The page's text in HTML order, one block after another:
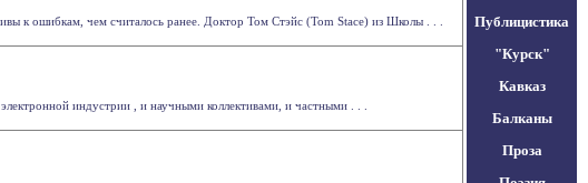
к ошибкам, чем считалось ранее. Доктор Том Стэйс (Tom Stace) из Школы . . .
индустрии , и научными коллективами, и частными . . .
Публицистика
"Курск"
Кавказ
Балканы
Проза